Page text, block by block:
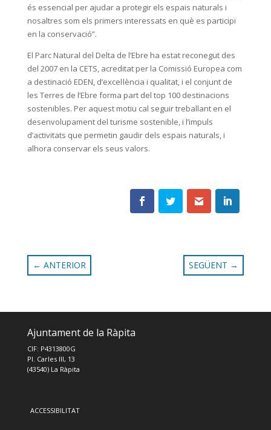
és essencial per ajudar a protegir els espais naturals i
nosaltres som els primers interessats en què es participi
en la conservació”.
El Parc Natural del Delta de l’Ebre ha estat reconegut des
del 2007 en la CETS, acreditat per la Comissió Europea com
a destinació EDEN, d’excel·lència i qualitat, i el conjunt de
les Terres de l’Ebre forma part del top 100 destinacions
sostenibles. Per aquest motiu cal seguir treballant en el
desenvolupament del turisme sostenible, i l’impuls
d’activitats que permetin gaudir dels espais naturals, i
alhora conservar els seus valors.
← ANTERIOR SEGÜENT →
Ajuntament de la Ràpita
CIF: P4313800G
Pl. Carles III, 13
(43540) La Ràpita
ACCESSIBILITAT